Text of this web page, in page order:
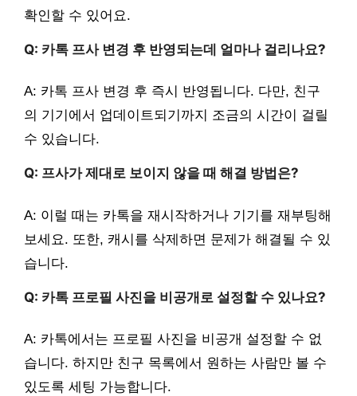
확인할 수 있어요.
Q: 카톡 프사 변경 후 반영되는데 얼마나 걸리나요?
A: 카톡 프사 변경 후 즉시 반영됩니다. 다만, 친구
의 기기에서 업데이트되기까지 조금의 시간이 걸릴
수 있습니다.
Q: 프사가 제대로 보이지 않을 때 해결 방법은?
A: 이럴 때는 카톡을 재시작하거나 기기를 재부팅해
보세요. 또한, 캐시를 삭제하면 문제가 해결될 수 있
습니다.
Q: 카톡 프로필 사진을 비공개로 설정할 수 있나요?
A: 카톡에서는 프로필 사진을 비공개 설정할 수 없
습니다. 하지만 친구 목록에서 원하는 사람만 볼 수
있도록 세팅 가능합니다.